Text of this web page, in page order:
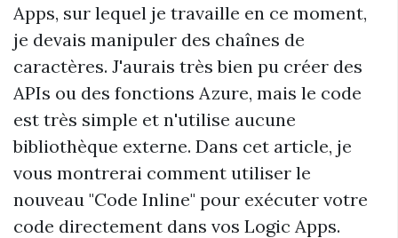
Apps, sur lequel je travaille en ce moment,
je devais manipuler des chaînes de
caractères. J'aurais très bien pu créer des
APIs ou des fonctions Azure, mais le code
est très simple et n'utilise aucune
bibliothèque externe. Dans cet article, je
vous montrerai comment utiliser le
nouveau "Code Inline" pour exécuter votre
code directement dans vos Logic Apps.